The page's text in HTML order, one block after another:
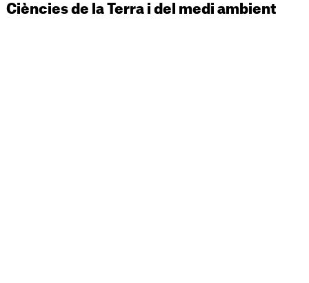
Ciències de la Terra i del medi ambient